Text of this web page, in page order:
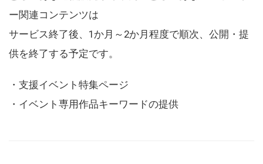
ー関連コンテンツは
サービス終了後、1か月～2か月程度で順次、公開・提
供を終了する予定です。
・支援イベント特集ページ
・イベント専用作品キーワードの提供